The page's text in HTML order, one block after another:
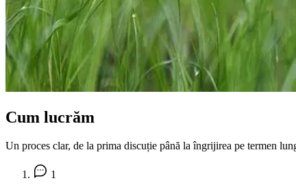
Cum lucrăm
Un proces clar, de la prima discuție până la îngrijirea pe termen
1